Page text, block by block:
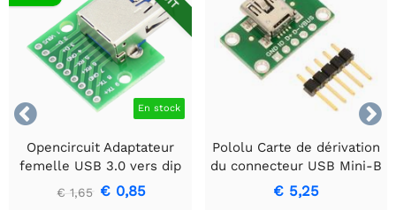

 En stock
Opencircuit Adaptateur
femelle USB 3.0 vers dip
9 broches
€ 1,65 € 0,85
Pololu Carte de dérivation
du connecteur USB Mini-B
€ 5,25